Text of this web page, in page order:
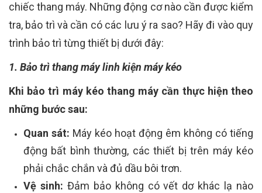
chiếc thang máy. Những động cơ nào cần được kiểm
tra, bảo trì và cần có các lưu ý ra sao? Hãy đi vào quy
trình bảo trì từng thiết bị dưới đây:
1. Bảo trì thang máy linh kiện máy kéo
Khi bảo trì máy kéo thang máy cần thực hiện theo
những bước sau:
Quan sát: Máy kéo hoạt động êm không có tiếng
động bất bình thường, các thiết bị trên máy kéo
phải chắc chắn và đủ dầu bôi trơn.
Vệ sinh: Đảm bảo không có vết dơ khác lạ nào